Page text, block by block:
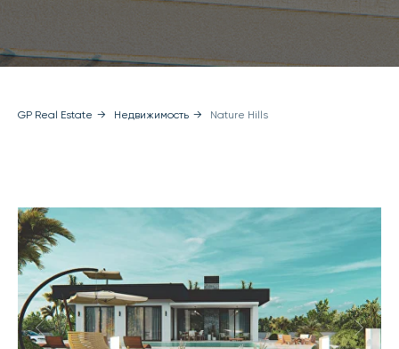
GP Real Estate → Недвижимость → Nature Hills